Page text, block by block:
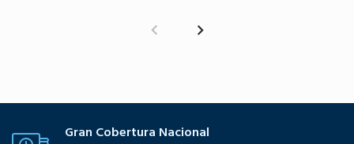
Gran Cobertura Nacional